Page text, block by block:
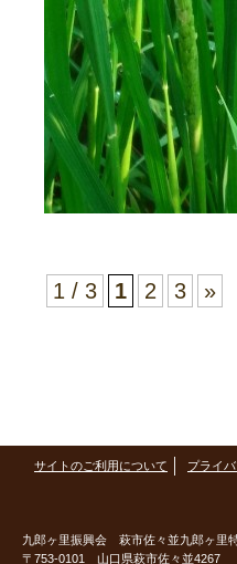
1 / 3 1 2 3 »
サイトのご利用について プライ
九郎ヶ里振興会 萩市佐々並九郎ヶ里
〒753-0101 山口県萩市佐々並